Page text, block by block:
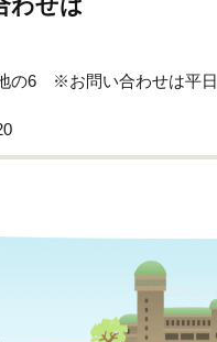
の6 ※お問い合わせは平日